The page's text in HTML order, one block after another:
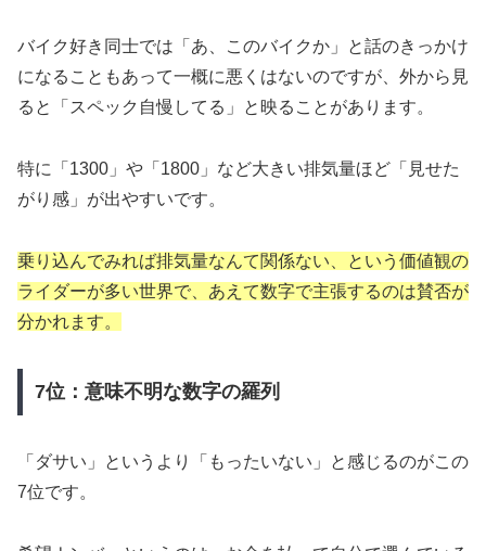
バイク好き同士では「あ、このバイクか」と話のきっかけ
になることもあって一概に悪くはないのですが、外から見
ると「スペック自慢してる」と映ることがあります。
特に「1300」や「1800」など大きい排気量ほど「見せた
がり感」が出やすいです。
乗り込んでみれば排気量なんて関係ない、という価値観の
ライダーが多い世界で、あえて数字で主張するのは賛否が
分かれます。
7位：意味不明な数字の羅列
「ダサい」というより「もったいない」と感じるのがこの
7位です。